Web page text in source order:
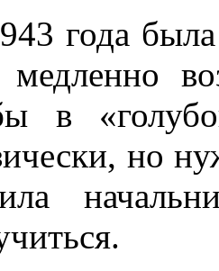
года
медленно
в
но